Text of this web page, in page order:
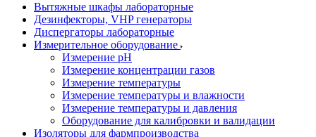
Вытяжные шкафы лабораторные
Дезинфекторы, VHP генераторы
Диспергаторы лабораторные
Измерительное оборудование
Измерение pH
Измерение концентрации газов
Измерение температуры
Измерение температуры и влажности
Измерение температуры и давления
Оборудование для калибровки и валидации
Изоляторы для фармпроизводства